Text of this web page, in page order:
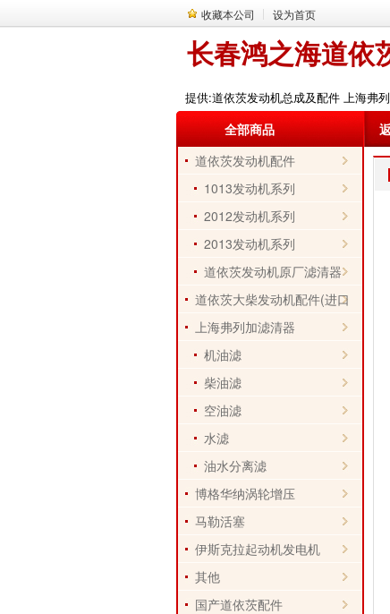
收藏本公司 设为首页
长春鸿之海道依
提供:道依茨发动机总成及配件 上海弗
全部商品
道依茨发动机配件
1013发动机系列
2012发动机系列
2013发动机系列
道依茨发动机原厂滤清器
道依茨大柴发动机配件(进口
件)
上海弗列加滤清器
机油滤
柴油滤
空油滤
水滤
油水分离滤
博格华纳涡轮增压
马勒活塞
伊斯克拉起动机发电机
其他
国产道依茨配件